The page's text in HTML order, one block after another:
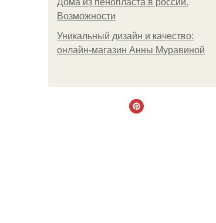
Дома из пенопласта в россии.
Возможности
Уникальный дизайн и качество:
онлайн-магазин Анны Муравиной